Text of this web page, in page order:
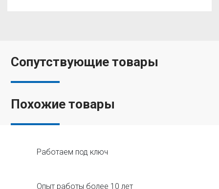
Сопутствующие товары
Похожие товары
Работаем под ключ
Опыт работы более 10 лет